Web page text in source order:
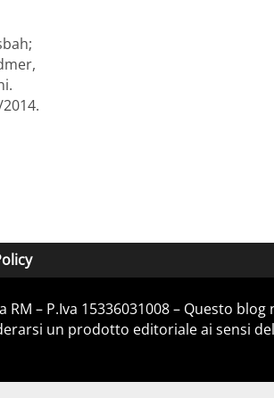
– P.Iva 15336031008 – Questo
un prodotto editoriale ai sensi